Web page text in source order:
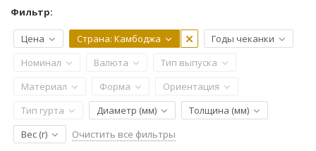
Фильтр:
Цена Страна: Камбоджа
Годы чеканки
Номинал
Валюта
Тип выпуска
Материал
Форма
Ориентация
Тип гурта
Диаметр (мм)
Толщина (мм)
Вес (г)
Очистить все фильтры